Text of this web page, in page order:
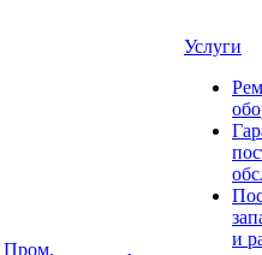
Пром.
Услуги
и